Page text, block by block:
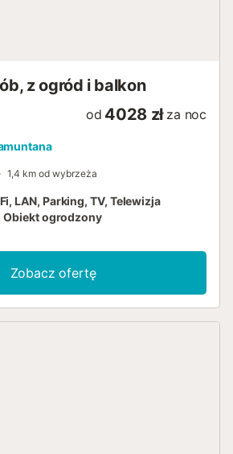
z ogród i balkon
od 4028 zł za noc
1,4 km od wybrzeża
LAN, Parking, TV, Telewizja
Obiekt ogrodzony
Zobacz ofertę